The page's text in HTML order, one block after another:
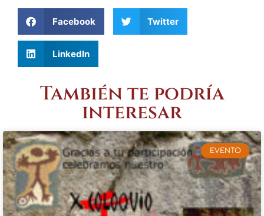
Facebook Twitter
LinkedIn
También te podría
interesar
EVENTO